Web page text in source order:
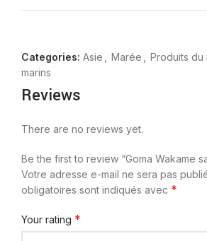
Categories: Asie Marée Produits du
marins
Reviews
There are no reviews yet.
Be the first to review “Goma Wakame
Votre adresse e-mail ne sera pas
obligatoires sont indiqués avec *
Your rating *